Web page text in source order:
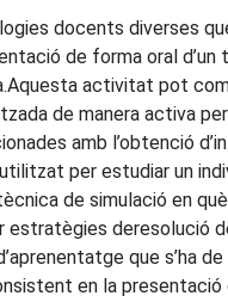
docents diverses
de forma oral
activitat pot
de manera activa
amb l’obtenció
per estudiar un
de simulació en
estratègies deresolució
que s’ha
en la presentació